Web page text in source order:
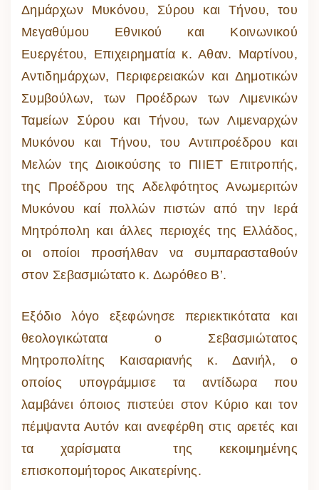
Δημάρχων Μυκόνου, Σύρου και Τήνου, του
Μεγαθύμου Εθνικού και Κοινωνικού
Ευεργέτου, Επιχειρηματία κ. Αθαν. Μαρτίνου,
Αντιδημάρχων, Περιφερειακών και Δημοτικών
Συμβούλων, των Προέδρων των Λιμενικών
Ταμείων Σύρου και Τήνου, των Λιμεναρχών
Μυκόνου και Τήνου, του Αντιπροέδρου και
Μελών της Διοικούσης το ΠΙΙΕΤ Επιτροπής,
της Προέδρου της Αδελφότητος Ανωμεριτών
Μυκόνου καί πολλών πιστών από την Ιερά
Μητρόπολη και άλλες περιοχές της Ελλάδος,
οι οποίοι προσήλθαν να συμπαρασταθούν
στον Σεβασμιώτατο κ. Δωρόθεο Β’.
Εξόδιο λόγο εξεφώνησε περιεκτικότατα και
θεολογικώτατα ο Σεβασμιώτατος
Μητροπολίτης Καισαριανής κ. Δανιήλ, ο
οποίος υπογράμμισε τα αντίδωρα που
λαμβάνει όποιος πιστεύει στον Κύριο και τον
πέμψαντα Αυτόν και ανεφέρθη στις αρετές και
τα χαρίσματα της κεκοιμημένης
επισκοπομήτορος Αικατερίνης.